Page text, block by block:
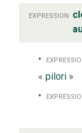
expression
« pilori »